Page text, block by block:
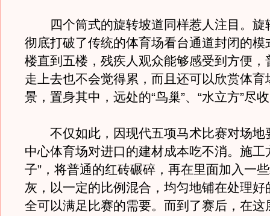
四个筒式的旋转坡道同样惹人注目。旋
彻底打破了传统的体育场看台通道封闭的模
楼直到五楼，残疾人观众能够感受到方便，
走上去也不会觉得累，而且还可以欣赏体育
景，置身其中，远处的“鸟巢”、“水立方”尽
不仅如此，因现代五项马术比赛对场地
中心体育场对进口的建材成本吃不消。施工
子”，将普通的红砖碾碎，再在里面加入一
灰，以一定的比例混合，均匀地铺在处理好
全可以满足比赛的需要。而到了赛后，在这